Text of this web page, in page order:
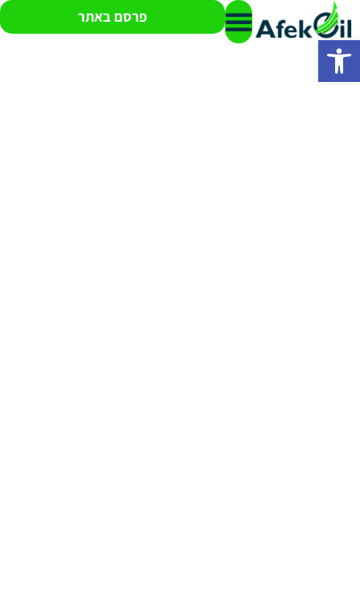
פתח סרגל נגישות
פרסם באתר